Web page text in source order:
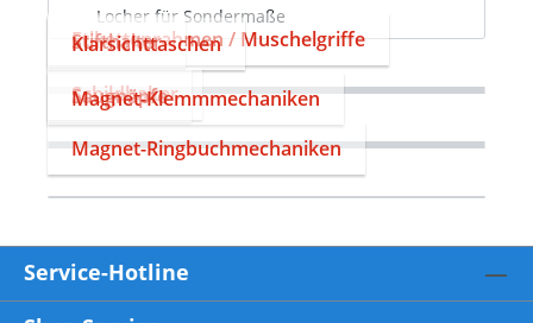
Locher für Sondermaße
Etikettenrahmen / Muschelgriffe
Stifthalter
Klarsichttaschen
Schildhalter
Saugnäpfe
Magnet-Klemmmechaniken
Magnet-Ringbuchmechaniken
Service-Hotline